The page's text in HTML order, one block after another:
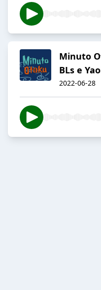
Minuto
BLs e
2022-06-28